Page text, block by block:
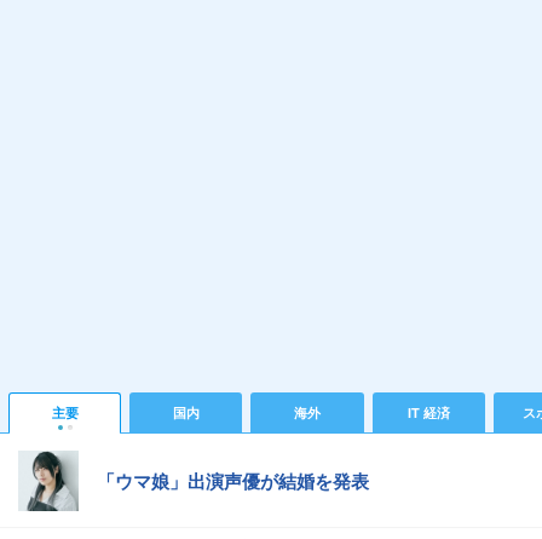
主要 国内 海外 IT 経済 ス
「ウマ娘」出演声優が結婚を発表